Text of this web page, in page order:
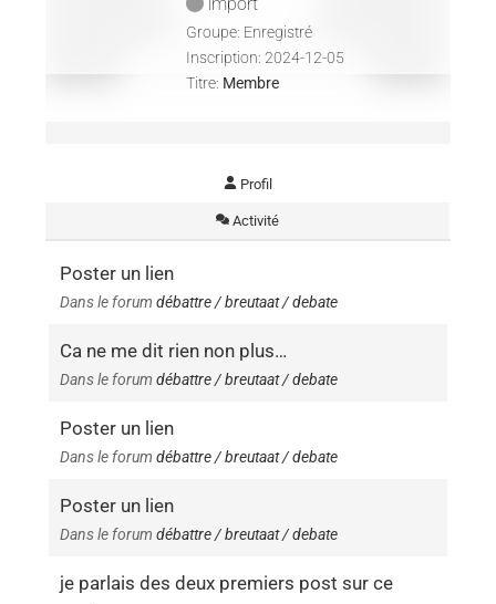
Groupe: Enregistré
Inscription: 2024-12-05
Titre: Membre
Profil
Activité
Poster un lien
Dans le forum débattre / breutaat / debate
Ca ne me dit rien non plus…
Dans le forum débattre / breutaat / debate
Poster un lien
Dans le forum débattre / breutaat / debate
Poster un lien
Dans le forum débattre / breutaat / debate
je parlais des deux premiers post sur ce